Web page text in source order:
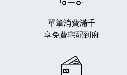
單筆消費滿千
享免費宅配到府